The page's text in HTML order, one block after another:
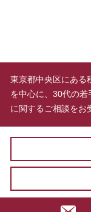
東京都中央区にある
を中心に、30代の
に関するご相談をお
© ブレイクスルーパ